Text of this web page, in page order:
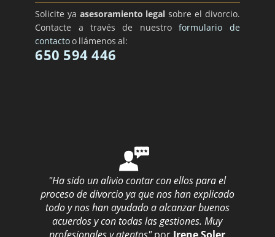
Solicite ya asesoramiento legal sobre el divorcio.
Contacte a través de nuestroformulario de
contactoo llámenos al:
650 594 446
"Ha sido un alivio contar con ellos para el
proceso de divorcio ya que nos han explicado
todo y nos han ayudado a alcanzar buenos
acuerdos y con todas las gestiones. Muy
profesionales y atentos" por Irene Soler